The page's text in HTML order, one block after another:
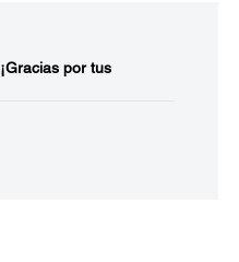
¡Gracias por tus